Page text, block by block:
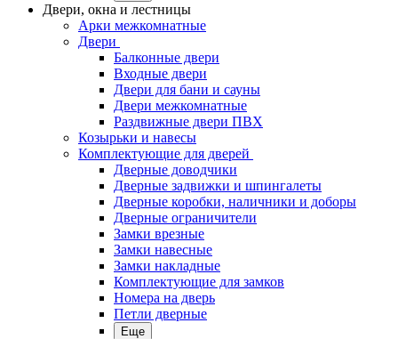
Двери, окна и лестницы
Арки межкомнатные
Двери
Балконные двери
Входные двери
Двери для бани и сауны
Двери межкомнатные
Раздвижные двери ПВХ
Козырьки и навесы
Комплектующие для дверей
Дверные доводчики
Дверные задвижки и шпингалеты
Дверные коробки, наличники и доборы
Дверные ограничители
Замки врезные
Замки навесные
Замки накладные
Комплектующие для замков
Номера на дверь
Петли дверные
Еще